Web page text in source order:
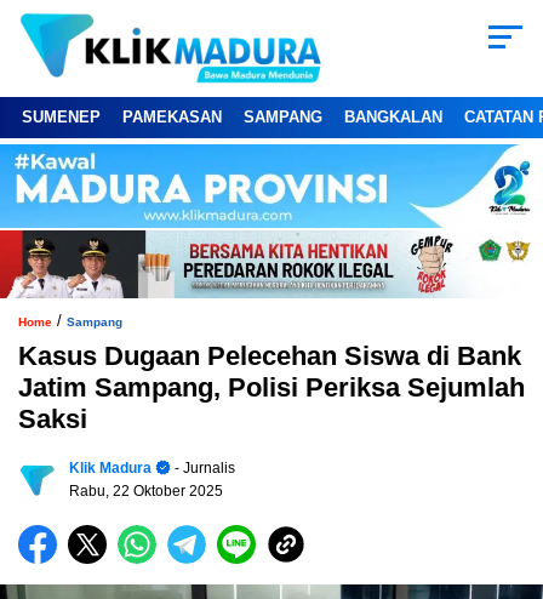
SUMENEP PAMEKASAN SAMPANG BANGKALAN CATATAN
Home / Sampang
Kasus Dugaan Pelecehan Siswa di Bank
Jatim Sampang, Polisi Periksa Sejumlah
Saksi
Klik Madura
- Jurnalis
Rabu, 22 Oktober 2025